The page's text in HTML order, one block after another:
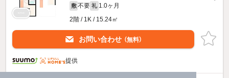
敷 不要 礼 1.0ヶ月
2階 / 1K / 15.24㎡
お問い合わせ （無料）
提供